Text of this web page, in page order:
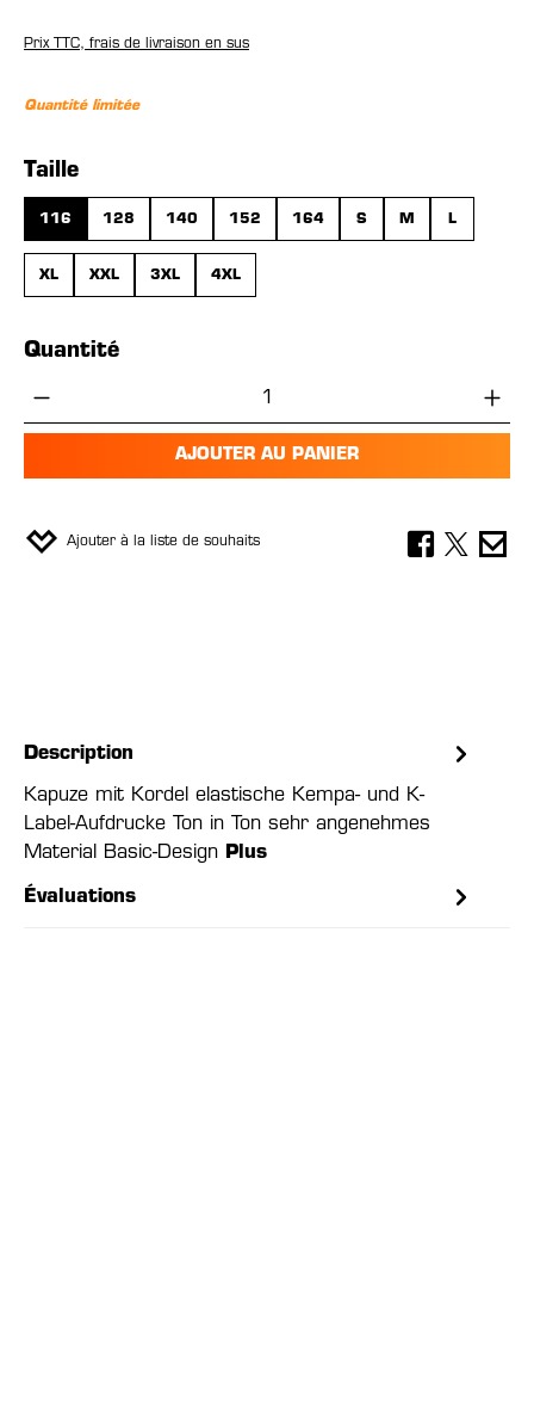
Prix TTC, frais de livraison en sus
Quantité limitée
Sélectionnez
Taille
116 128 140 152 164 S M L
XL XXL 3XL 4XL
Quantité
Quantité de produit : Entrez la quantité
AJOUTER AU PANIER
Ajouter à la liste de souhaits
Description
Kapuze mit Kordel elastische Kempa- und K-
Label-Aufdrucke Ton in Ton sehr angenehmes
Material Basic-Design
Plus
Évaluations